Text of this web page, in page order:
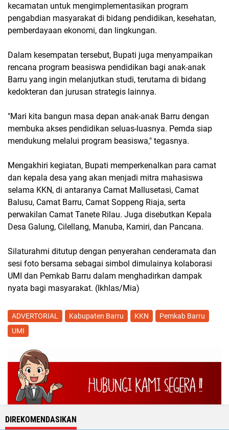
kecamatan untuk mengimplementasikan program
pengabdian masyarakat di bidang pendidikan, kesehatan,
pemberdayaan ekonomi, dan lingkungan.
Dalam kesempatan tersebut, Bupati juga menyampaikan
rencana program beasiswa pendidikan bagi anak-anak
Barru yang ingin melanjutkan studi, terutama di bidang
kedokteran dan jurusan strategis lainnya.
"Mari kita bangun masa depan anak-anak Barru dengan
membuka akses pendidikan seluas-luasnya. Pemda siap
mendukung melalui program beasiswa," tegasnya.
Mengakhiri kegiatan, Bupati memperkenalkan para camat
dan kepala desa yang akan menjadi mitra mahasiswa
selama KKN, di antaranya Camat Mallusetasi, Camat
Balusu, Camat Barru, Camat Soppeng Riaja, serta
perwakilan Camat Tanete Rilau. Juga disebutkan Kepala
Desa Galung, Cilellang, Manuba, Kamiri, dan Pancana.
Silaturahmi ditutup dengan penyerahan cenderamata dan
sesi foto bersama sebagai simbol dimulainya kolaborasi
UMI dan Pemkab Barru dalam menghadirkan dampak
nyata bagi masyarakat. (Ikhlas/Mia)
ADVERTORIAL Kabupaten Barru KKN
Pemkab Barru
UMI
DIREKOMENDASIKAN